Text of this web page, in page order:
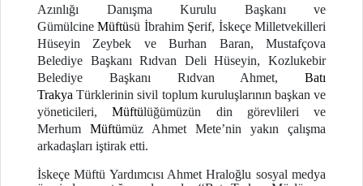
Azınlığı Danışma Kurulu Başkanı ve
GümülcineMüftüsü İbrahim Şerif, İskeçe Milletvekilleri
Hüseyin Zeybek ve Burhan Baran, Mustafçova
Belediye Başkanı Rıdvan Deli Hüseyin, Kozlukebir
Belediye Başkanı Rıdvan Ahmet, Batı
Trakya Türklerinin sivil toplum kuruluşlarının başkan ve
yöneticileri,Müftülüğümüzün din görevlileri ve
Merhum Müftümüz Ahmet Mete’nin yakın çalışma
arkadaşları iştirak etti.
İskeçe Müftü Yardımcısı Ahmet Hraloğlu sosyal medya